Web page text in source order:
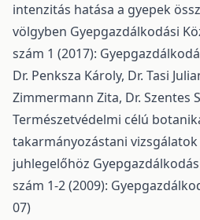
intenzitás hatása a gyepek
völgyben Gyepgazdálkodási
szám 1 (2017):
Dr. Penksza Károly, Dr. Tasi
Zimmermann Zita, Dr. Szentes
Természetvédelmi célú
takarmányozástani
juhlegelőhöz
szám 1-2 (2009):
07)